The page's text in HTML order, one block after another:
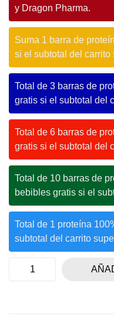
y Dragon Pharma.
Suma 1 barra de
si el subtotal del carrito
Total de 3 barras de
gratis si el subtotal del
Total de 6 barras de
gratis si el subtotal del
Total de 10 barras de
bebibles gratis si el
Total de 1 proteína
subtotal del carrito